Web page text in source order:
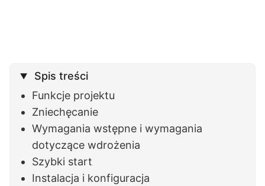
Spis treści
Funkcje projektu
Zniechęcanie
Wymagania wstępne i wymagania
dotyczące wdrożenia
Szybki start
Instalacja i konfiguracja